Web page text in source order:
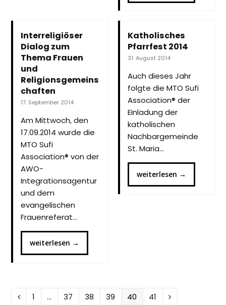
Interreligiöser
Dialog zum
Thema Frauen
und
Religionsgemeins
chaften
17. September 2014
Am Mittwoch, den
17.09.2014 wurde die
MTO Sufi
Association® von der
AWO-
Integrationsagentur
und dem
evangelischen
Frauenreferat…
weiterlesen →
Katholisches
Pfarrfest 2014
31. August 2014
Auch dieses Jahr
folgte die MTO Sufi
Association® der
Einladung der
katholischen
Nachbargemeinde
St. Maria…
weiterlesen →
Vorheriger
Seite
1 … Seite
37 Seite
38 Seite
39 Seite
40 Seite
41 Vorwärts